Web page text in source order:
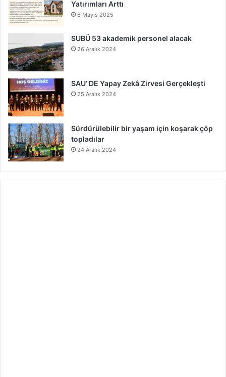
Yatırımları Arttı
6 Mayıs 2025
SUBÜ 53 akademik personel alacak
26 Aralık 2024
SAU’ DE Yapay Zekâ Zirvesi Gerçekleşti
25 Aralık 2024
Sürdürülebilir bir yaşam için koşarak çöp
topladılar
24 Aralık 2024